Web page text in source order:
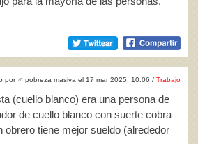
por ♂ pobreza masiva el 17 mar 2025, 10:06 / Trabajo
(cuello blanco) era una persona de
de cuello blanco con suerte cobra
tiene mejor sueldo (alrededor